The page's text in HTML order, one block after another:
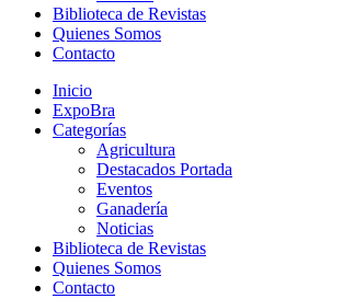
Biblioteca de Revistas
Quienes Somos
Contacto
Inicio
ExpoBra
Categorías
Agricultura
Destacados Portada
Eventos
Ganadería
Noticias
Biblioteca de Revistas
Quienes Somos
Contacto